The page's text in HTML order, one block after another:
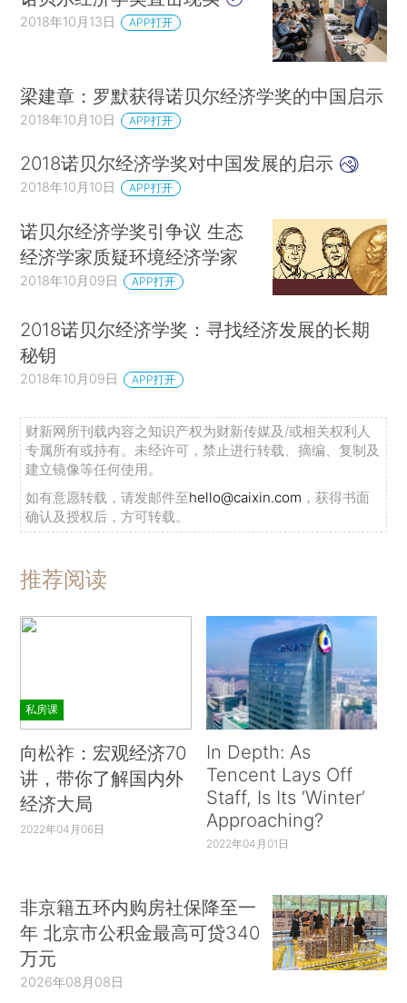
德豪斯（William Nordhaus）和保罗·罗默（Paul
Romer）。2019年诺贝尔经济学奖和其他五个领域
录中的表格不包括2019年的获奖情况。
以各种各样的名称，包括“纪念阿尔弗雷德·诺贝尔
的经济科学奖”、“瑞典银行纪念阿尔弗雷德·诺贝尔
的经济科学奖”以及“单一经济科学和多元科学奖”。
自2006年以来，它一直被称为“瑞典国家银行纪念
阿尔弗雷德·诺贝尔经济学奖”。在本文中，我们将
称为“诺贝尔医学奖”。由于性质和标准的明显不
同，我们在文中省略了有关诺贝尔文学奖和诺贝尔
和平奖的信息，也不再与它们进行比较。
“瑞典国家银行纪念阿尔弗雷德·诺贝尔经济学
奖”于2019年10月开启了它的第二个50年。在过去
的50年里，它被单独或联合授予81位获奖者，其中
25个诺贝尔经济学奖由个人独揽，19个由两人同
享，6个由三人共分。（*3.科学领域的奖项最多由
的人。物理学奖和化学奖由瑞典皇家科学院评定，
生理学或医学奖由瑞典皇家卡罗林医学院（卡罗林
斯卡学院）评定，文学奖由瑞典文学院评定，和平
奖由挪威议会选出。其中五个奖项在斯德哥尔摩颁
发，和平奖颁奖典礼在挪威奥斯陆举行。）在化学
领域，58%的时间里是一个人获奖，而在物理学和
医学领域，该比例则分别为42%和36%。（在经济
学奖评选的前25年里，共有34位学者入选；在第
二个25年里，有47位——最近联合授奖的占比相对
更大。）
因其在博弈论方面的贡献而与约翰·海萨尼（John
C.Harsanyi）以及莱因哈德·泽尔腾（Reinhard
Selten）共享当年的奖项，诺贝尔经济学奖的评选
范围不断扩大，逐渐覆盖其他社会科学，政治科学
2018年10月13日 APP打开
梁建章：罗默获得诺贝尔经济学奖的中国启示
2018年10月10日 APP打开
2018诺贝尔经济学奖对中国发展的启示
2018年10月10日 APP打开
诺贝尔经济学奖引争议 生态
经济学家质疑环境经济学家
2018年10月09日 APP打开
2018诺贝尔经济学奖：寻找经济发展的长期
秘钥
2018年10月09日 APP打开
财新网所刊载内容之知识产权为财新传媒及/或相关权利人
专属所有或持有。未经许可，禁止进行转载、摘编、复制及
建立镜像等任何使用。
如有意愿转载，请发邮件至hello@caixin.com ，获得书面
确认及授权后，方可转载。
推荐阅读
私房课
向松祚：宏观经济70
讲，带你了解国内外
经济大局
2022年04月06日
In Depth: As
Tencent Lays Off
Staff, Is Its ‘Winter’
Approaching?
2022年04月01日
非京籍五环内购房社保降至一
年 北京市公积金最高可贷340
万元
2026年08月08日